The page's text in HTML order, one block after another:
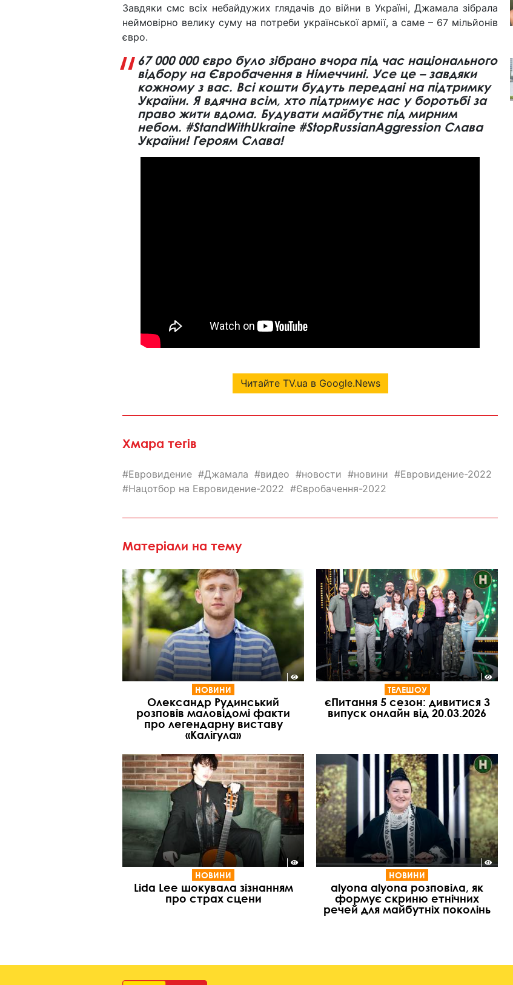
Завдяки смс всіх небайдужих глядачів до війни в Україні, Джамала зібрала
неймовірно велику суму на потреби української армії, а саме – 67 мільйонів
євро.
67 000 000 євро було зібрано вчора під час національного
відбору на Євробачення в Німеччині. Усе це – завдяки
кожному з вас. Всі кошти будуть передані на підтримку
України. Я вдячна всім, хто підтримує нас у боротьбі за
право жити вдома. Будувати майбутнє під мирним
небом. #StandWithUkraine #StopRussianAggression Слава
України! Героям Слава!
Читайте TV.ua в Google.News
Хмара тегів
Евровидение Джамала видео новости новини
Евровидение-2022
Нацотбор на Евровидение-2022
Євробачення-2022
Матеріали на тему
НОВИНИ
Олександр Рудинський
розповів маловідомі факти
про легендарну виставу
«Калігула»
ТЕЛЕШОУ
єПитання 5 сезон: дивитися 3
випуск онлайн від 20.03.2026
НОВИНИ
Lida Lee шокувала зізнанням
про страх сцени
НОВИНИ
alyona alyona розповіла, як
формує скриню етнічних
речей для майбутніх поколінь